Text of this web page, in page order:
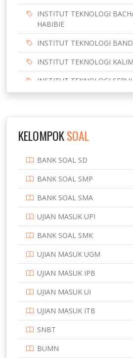
INSTITUT TEKNOLOGI
HABIBIE
INSTITUT TEKNOLOGI
INSTITUT TEKNOLOGI
INSTITUT TEKNOLOGI
NOVEMBER
PTDI STTD
SMA
SMK
SMP
STIP
KELOMPOKSOAL
BANK SOAL SD
BANK SOAL SMP
BANK SOAL SMA
UJIAN MASUK UPI
BANK SOAL SMK
UJIAN MASUK UGM
UJIAN MASUK IPB
UJIAN MASUK UI
UJIAN MASUK ITB
SNBT
BUMN